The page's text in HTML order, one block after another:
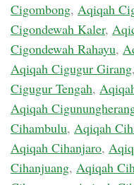
Cigombong, Aqiqah
Cigondewah Kaler,
Cigondewah Rahayu,
Aqiqah Cigugur Girang,
Cigugur Tengah,
Aqiqah
Cihambulu, Aqiqah
Aqiqah Cihanjaro,
Cihanjuang, Aqiqah